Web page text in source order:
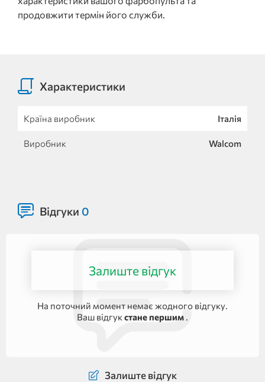
продовжити термін його служби.
Характеристики
Країна виробник Італія
Виробник Walcom
Відгуки 0
Залиште відгук
На поточний момент немає жодного відгуку.
Ваш відгук стане першим .
Залиште відгук